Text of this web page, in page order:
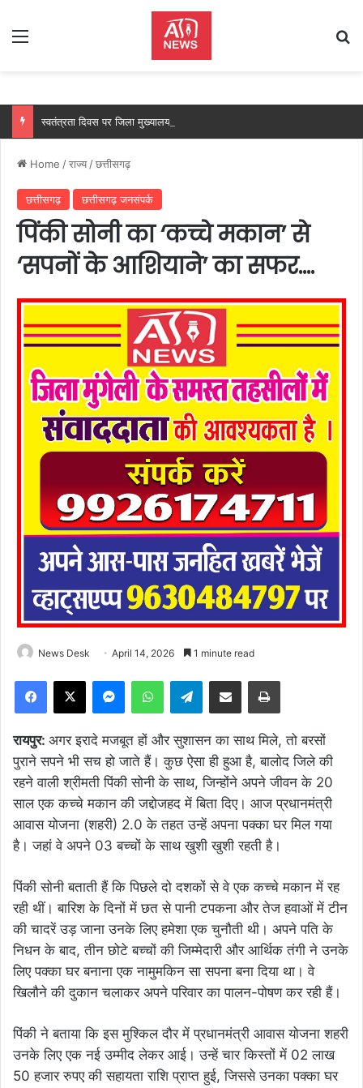
Menu
Home /राज्य /छत्तीसगढ़
छत्तीसगढ़ छत्तीसगढ़ जनसंपर्क
पिंकी सोनी का ‘कच्चे मकान’ से
‘सपनों के आशियाने’ का सफर….
News Desk April 14, 2026 1 minute read
Facebook
X MessengerWhatsAppTelegramShare via Email Print
रायपुर: अगर इरादे मजबूत हों और सुशासन का साथ मिले, तो बरसों
पुराने सपने भी सच हो जाते हैं। कुछ ऐसा ही हुआ है, बालोद जिले की
रहने वाली श्रीमती पिंकी सोनी के साथ, जिन्होंने अपने जीवन के 20
साल एक कच्चे मकान की जद्दोजहद में बिता दिए। आज प्रधानमंत्री
आवास योजना (शहरी) 2.0 के तहत उन्हें अपना पक्का घर मिल गया
है। जहां वे अपने 03 बच्चों के साथ खुशी खुशी रहती है।
पिंकी सोनी बताती हैं कि पिछले दो दशकों से वे एक कच्चे मकान में रह
रही थीं। बारिश के दिनों में छत से पानी टपकना और तेज हवाओं में टीन
की चादरें उड़ जाना उनके लिए हमेशा एक चुनौती थी। अपने पति के
निधन के बाद, तीन छोटे बच्चों की जिम्मेदारी और आर्थिक तंगी ने उनके
लिए पक्का घर बनाना एक नामुमकिन सा सपना बना दिया था। वे
खिलौने की दुकान चलाकर अपने परिवार का पालन-पोषण कर रही हैं।
पिंकी ने बताया कि इस मुश्किल दौर में प्रधानमंत्री आवास योजना शहरी
उनके लिए एक नई उम्मीद लेकर आई। उन्हें चार किस्तों में 02 लाख
50 हजार रुपए की सहायता राशि प्राप्त हुई, जिससे उनका पक्का घर